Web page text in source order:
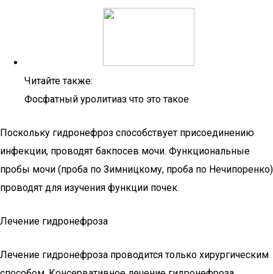
Читайте также:
Фосфатный уролитиаз что это такое
Поскольку гидронефроз способствует присоединению
инфекции, проводят бакпосев мочи. Функциональные
пробы мочи (проба по Зимницкому, проба по Нечипоренко)
проводят для изучения функции почек.
Лечение гидронефроза
Лечение гидронефроза проводится только хирургическим